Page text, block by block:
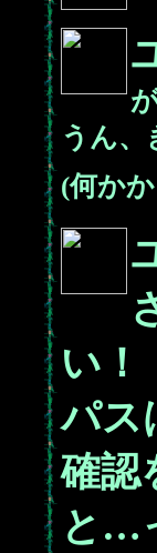
うん
(何か
い！
パス
確認
と…